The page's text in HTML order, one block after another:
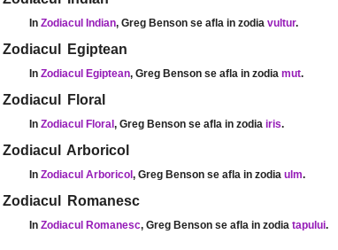
In Zodiacul Indian, Greg Benson se afla in zodia vultur.
Zodiacul Egiptean
In Zodiacul Egiptean, Greg Benson se afla in zodia mut.
Zodiacul Floral
In Zodiacul Floral , Greg Benson se afla in zodia iris.
Zodiacul Arboricol
In Zodiacul Arboricol , Greg Benson se afla in zodia ulm.
Zodiacul Romanesc
In Zodiacul Romanesc, Greg Benson se afla in zodia tapului.